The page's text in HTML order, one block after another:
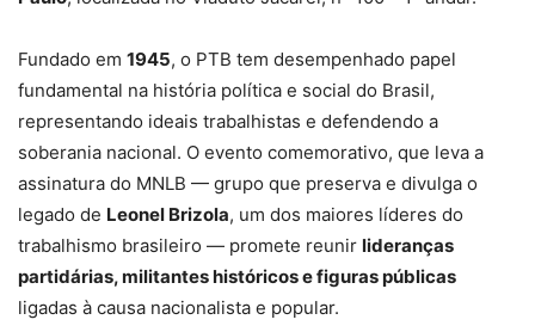
Fundado em 1945, o PTB tem desempenhado papel
fundamental na história política e social do Brasil,
representando ideais trabalhistas e defendendo a
soberania nacional. O evento comemorativo, que leva a
assinatura do MNLB — grupo que preserva e divulga o
legado de Leonel Brizola, um dos maiores líderes do
trabalhismo brasileiro — promete reunir lideranças
partidárias, militantes históricos e figuras públicas
ligadas à causa nacionalista e popular.